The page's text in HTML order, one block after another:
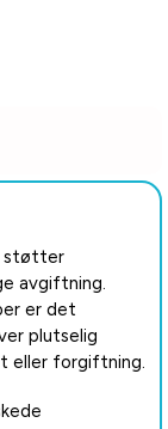
støtter
avgiftning.
er det
plutselig
eller forgiftning.